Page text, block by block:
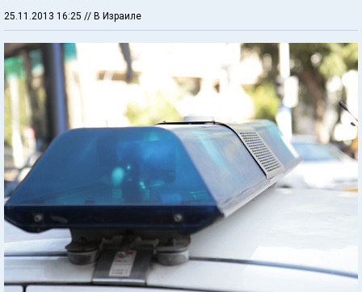
25.11.2013 16:25 // В Израиле